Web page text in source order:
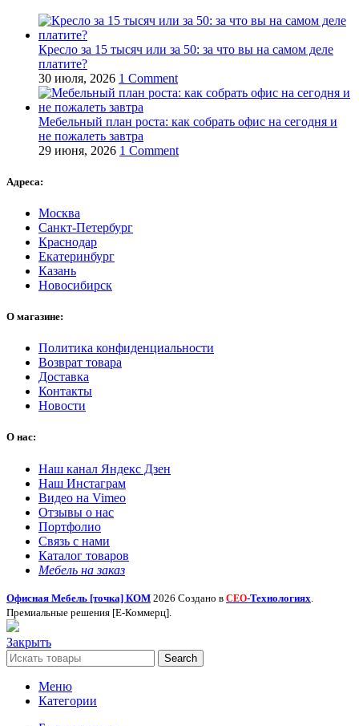
Кресло за 15 тысяч или за 50: за что вы на самом деле
платите?
30 июля, 2026 1 Comment
Мебельный план роста: как собрать офис на сегодня и
не пожалеть завтра
29 июня, 2026 1 Comment
Адреса:
Москва
Санкт-Петербург
Краснодар
Екатеринбург
Казань
Новосибирск
О магазине:
Политика конфиденциальности
Возврат товара
Доставка
Контакты
Новости
О нас:
Наш канал Яндекс Дзен
Наш Инстаграм
Видео на Vimeo
Отзывы о нас
Портфолио
Связь с нами
Каталог товаров
Мебель на заказ
Офисная Мебель [точка] КОМ 2026 Создано в СЕО-Технологиях
Премиальные решения [Е-Коммерц].
Закрыть
Search
Меню
Категории